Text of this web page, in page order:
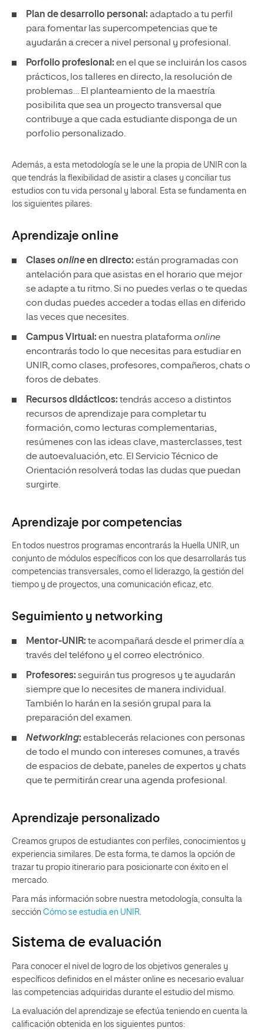
Plan de desarrollo personal: adaptado a tu perfil
para fomentar las supercompetencias que te
ayudarán a crecer a nivel personal y profesional.
Porfolio profesional: en el que se incluirán los casos
prácticos, los talleres en directo, la resolución de
problemas… El planteamiento de la maestría
posibilita que sea un proyecto transversal que
contribuye a que cada estudiante disponga de un
porfolio personalizado.
Además, a esta metodología se le une la propia de UNIR con la
que tendrás la flexibilidad de asistir a clases y conciliar tus
estudios con tu vida personal y laboral. Esta se fundamenta en
los siguientes pilares:
Aprendizaje online
Clasesonlineen directo: están programadas con
antelación para que asistas en el horario que mejor
se adapte a tu ritmo. Si no puedes verlas o te quedas
con dudas puedes acceder a todas ellas en diferido
las veces que necesites.
Campus Virtual: en nuestra plataformaonline
encontrarás todo lo que necesitas para estudiar en
UNIR, como clases, profesores, compañeros, chats o
foros de debates.
Recursos didácticos: tendrás acceso a distintos
recursos de aprendizaje para completar tu
formación, como lecturas complementarias,
resúmenes con las ideas clave, masterclasses, test
de autoevaluación, etc. El Servicio Técnico de
Orientación resolverá todas las dudas que puedan
surgirte.
Aprendizaje por competencias
En todos nuestros programas encontrarás la Huella UNIR, un
conjunto de módulos específicos con los que desarrollarás tus
competencias transversales, como el liderazgo, la gestión del
tiempo y de proyectos, una comunicación eficaz, etc.
Seguimiento y networking
Mentor-UNIR: te acompañará desde el primer día a
través del teléfono y el correo electrónico.
Profesores: seguirán tus progresos y te ayudarán
siempre que lo necesites de manera individual.
También lo harán en la sesión grupal para la
preparación del examen.
Networking: establecerás relaciones con personas
de todo el mundo con intereses comunes, a través
de espacios de debate, paneles de expertos y chats
que te permitirán crear una agenda profesional.
Aprendizaje personalizado
Creamos grupos de estudiantes con perfiles, conocimientos y
experiencia similares. De esta forma, te damos la opción de
trazar tu propio itinerario para posicionarte con éxito en el
mercado.
Para más información sobre nuestra metodología, consulta la
sección Cómo se estudia en UNIR.
Sistema de evaluación
Para conocer el nivel de logro de los objetivos generales y
específicos definidos en el máster online es necesario evaluar
las competencias adquiridas durante el estudio del mismo.
La evaluación del aprendizaje se efectúa teniendo en cuenta la
calificación obtenida en los siguientes puntos: